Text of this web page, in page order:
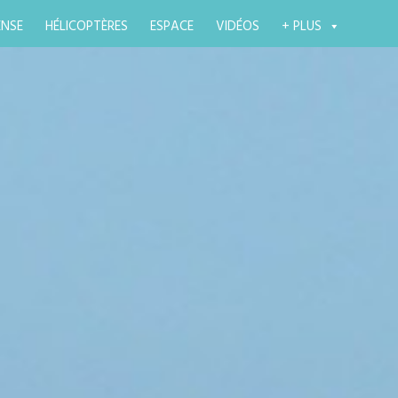
HÉLICOPTÈRES ESPACE VIDÉOS + PLUS